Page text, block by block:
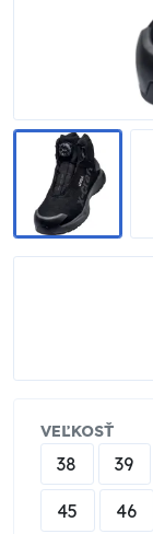
VEĽKOSŤ
38 39
45 46